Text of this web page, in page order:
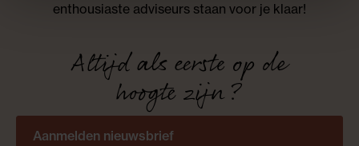
enthousiaste adviseurs staan voor je klaar!
Altijd als eerste op de
hoogte zijn?
Aanmelden nieuwsbrief